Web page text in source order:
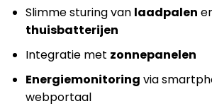
Slimme sturing van laadpalen
thuisbatterijen
Integratie met zonnepanelen
Energiemonitoring via
webportaal